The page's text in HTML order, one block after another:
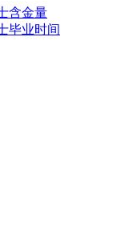
含金量
毕业时间